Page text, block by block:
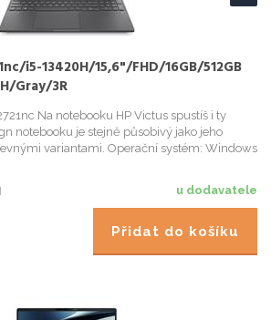
i5-13420H/15,6"/FHD/16GB/512GB
Gray/3R
Na notebooku HP Victus spustíš i ty
notebooku je stejně působivý jako jeho
variantami. Operační systém: Windows
u dodavatele
Přidat do košíku